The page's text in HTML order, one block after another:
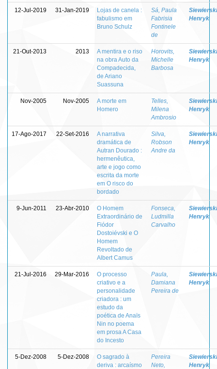
12-Jul-2019 31-Jan-2019
Lojas de canela :
fabulismo em
Bruno Schulz
Sá, Paula
Fabrisia
Fontinele
de
Henryk
21-Out-2013 2013
A mentira e o riso
na obra Auto da
Compadecida,
de Ariano
Suassuna
Horovits,
Michelle
Barbosa
Henryk
Nov-2005 Nov-2005
A morte em
Homero
Telles,
Milena
Ambrosio
Henryk
17-Ago-2017 22-Set-2016
A narrativa
dramática de
Autran Dourado :
hermenêutica,
arte e jogo como
escrita da morte
em O risco do
bordado
Silva,
Robson
Andre da
Henryk
9-Jun-2011 23-Abr-2010
O Homem
Extraordinário de
Fiódor
Dostoiévski e O
Homem
Revoltado de
Albert Camus
Fonseca,
Ludmilla
Carvalho
Henryk
21-Jul-2016 29-Mar-2016
O processo
criativo e a
personalidade
criadora : um
estudo da
poética de Anaïs
Nin no poema
em prosa A Casa
do Incesto
Paula,
Damiana
Pereira de
Henryk
5-Dez-2008 5-Dez-2008
O sagrado à
deriva : arcaísmo
Pereira
Neto,
Henryk